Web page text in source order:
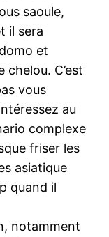
saoule,
il sera
et
C’est
vous
au
complexe
friser les
asiatique
quand il
notamment